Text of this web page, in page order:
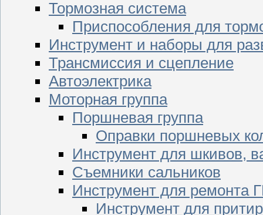
Тормозная система
Приспособления для
Инструмент и наборы для
Трансмиссия и сцепление
Автоэлектрика
Моторная группа
Поршневая группа
Оправки поршневых
Инструмент для шкивов,
Съемники сальников
Инструмент для ремонта
Инструмент для